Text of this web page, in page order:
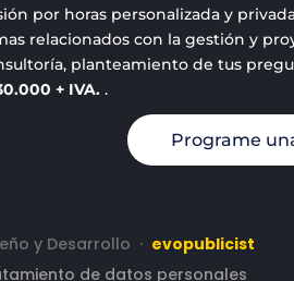
por horas personalizada y
relacionados con la gestión y
planteamiento de tus
+ IVA. .
Programe
y Desarrollo · evopublicist
de datos personales